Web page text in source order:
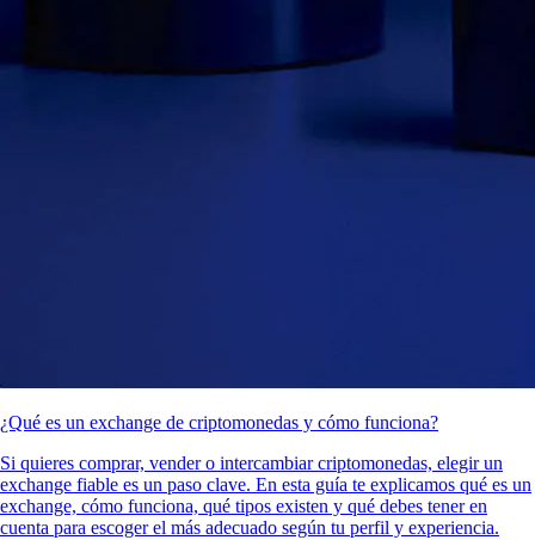
¿Qué es un exchange de criptomonedas y cómo funciona?
Si quieres comprar, vender o intercambiar criptomonedas, elegir un
exchange fiable es un paso clave. En esta guía te explicamos qué es un
exchange, cómo funciona, qué tipos existen y qué debes tener en
cuenta para escoger el más adecuado según tu perfil y experiencia.